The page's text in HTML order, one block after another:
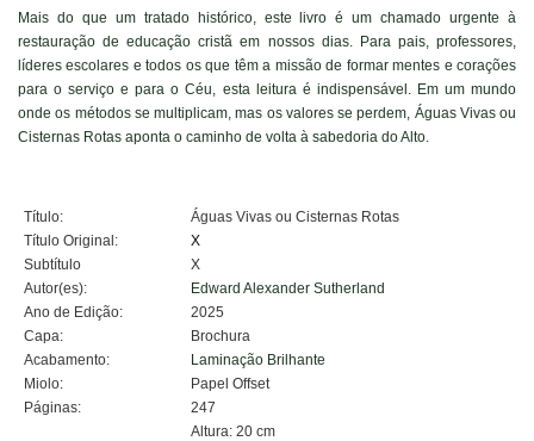
Mais do que um tratado histórico, este livro é um chamado urgente à
restauração de educação cristã em nossos dias. Para pais, professores,
líderes escolares e todos os que têm a missão de formar mentes e corações
para o serviço e para o Céu, esta leitura é indispensável. Em um mundo
onde os métodos se multiplicam, mas os valores se perdem, Águas Vivas ou
Cisternas Rotas aponta o caminho de volta à sabedoria do Alto.
Título:
Águas Vivas ou Cisternas Rotas
Título Original:
X
Subtítulo
X
Autor(es):
Edward Alexander Sutherland
Ano de Edição:
2025
Capa:
Brochura
Acabamento:
Laminação Brilhante
Miolo:
Papel Offset
Páginas:
247
Altura: 20 cm